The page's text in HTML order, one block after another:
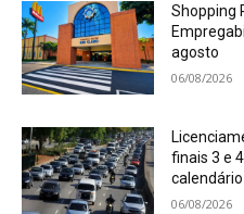
Shopping
agosto
06/08/2026
finais 3 e
06/08/2026